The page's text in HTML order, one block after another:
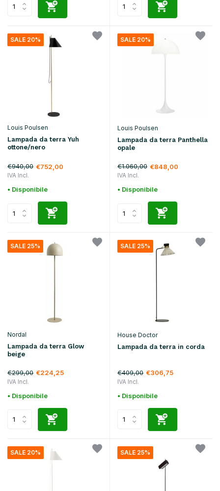
SALE 20%
Louis Poulsen
Lampada da terra Yuh
ottone/nero
€940,00 €752,00
IVA Incl.
• Disponibile
SALE 20%
Louis Poulsen
Lampada da terra Panthella
opale
€1.060,00 €848,00
IVA Incl.
• Disponibile
SALE 25%
Nordal
Lampada da terra Glow
beige
€299,00 €224,25
IVA Incl.
• Disponibile
SALE 25%
House Doctor
Lampada da terra in corda
€409,00 €306,75
IVA Incl.
• Disponibile
SALE 20% SALE 25%